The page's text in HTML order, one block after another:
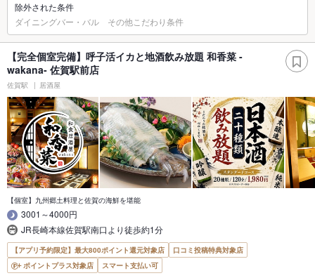
除外された条件
ダイニングバー・バル その他こだわり条件
【完全個室完備】呼子活イカと地酒飲み放題 和香菜 -
wakana- 佐賀駅前店
佐賀駅 居酒屋
【個室】九州郷土料理と佐賀の海鮮を堪能
3001～4000円
JR長崎本線佐賀駅南口より徒歩約1分
【アプリ予約限定】最大800ポイント還元対象店
口コミ投稿特典対象店
ポイントプラス対象店
スマート支払い可